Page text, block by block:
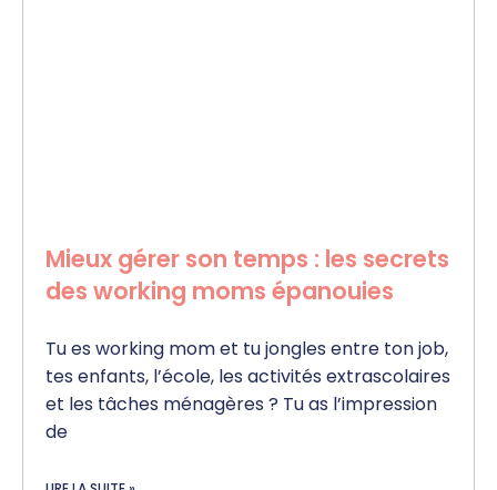
Mieux gérer son temps : les secrets
des working moms épanouies
Tu es working mom et tu jongles entre ton job,
tes enfants, l’école, les activités extrascolaires
et les tâches ménagères ? Tu as l’impression
de